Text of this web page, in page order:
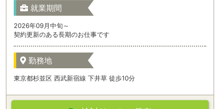
就業期間
2026年09月中旬～
契約更新のある長期のお仕事です
勤務地
東京都杉並区 西武新宿線 下井草 徒歩10分